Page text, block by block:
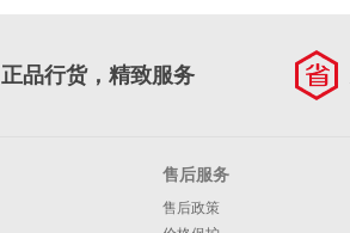
正品行货，精致服务
售后服务
售后政策